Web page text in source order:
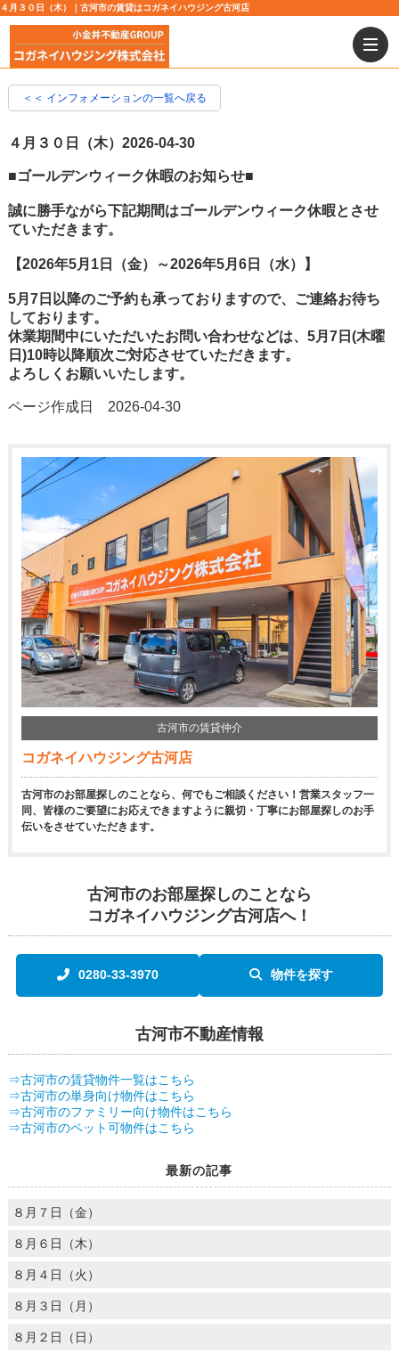
４月３０日（木）｜古河市の賃貸はコガネイハウジング古河店
＜＜ インフォメーションの一覧へ戻る
４月３０日（木） 2026-04-30
■ゴールデンウィーク休暇のお知らせ■
誠に勝手ながら下記期間はゴールデンウィーク休暇とさせ
ていただきます。
【2026年5月1日（金）～2026年5月6日（水）】
5月7日以降のご予約も承っておりますので、ご連絡お待ち
しております。
休業期間中にいただいたお問い合わせなどは、5月7日(木曜
日)10時以降順次ご対応させていただきます。
よろしくお願いいたします。
ページ作成日 2026-04-30
古河市の賃貸仲介
コガネイハウジング古河店
古河市のお部屋探しのことなら、何でもご相談ください！営業スタッフ一
同、皆様のご要望にお応えできますように親切・丁寧にお部屋探しのお手
伝いをさせていただきます。
古河市のお部屋探しのことなら
コガネイハウジング古河店へ！
0280-33-3970 物件を探す
古河市不動産情報
⇒古河市の賃貸物件一覧はこちら
⇒古河市の単身向け物件はこちら
⇒古河市のファミリー向け物件はこちら
⇒古河市のペット可物件はこちら
最新の記事
８月７日（金）
８月６日（木）
８月４日（火）
８月３日（月）
８月２日（日）